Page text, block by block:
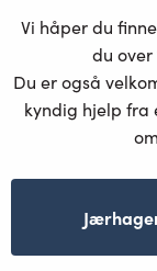
Vi håper du
du over
Du er også
kyndig hjelp fra